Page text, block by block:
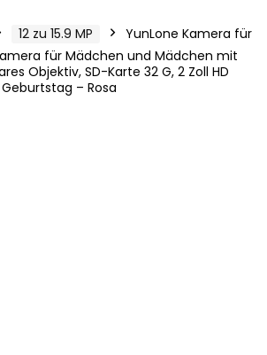
12 zu 15.9 MP
YunLone Kamera für
für Mädchen und Mädchen mit
Objektiv, SD-Karte 32 G, 2 Zoll HD
– Rosa